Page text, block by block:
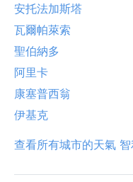
安托法加斯塔
瓦爾帕萊索
聖伯納多
阿里卡
康塞普西翁
伊基克
查看所有城市的天氣 智